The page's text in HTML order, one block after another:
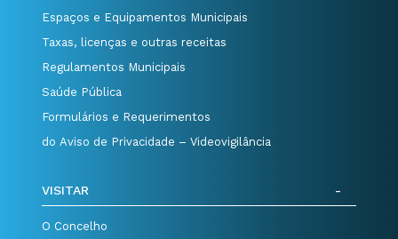
Espaços e Equipamentos Municipais
Taxas, licenças e outras receitas
Regulamentos Municipais
Saúde Pública
Formulários e Requerimentos
do Aviso de Privacidade – Videovigilância
VISITAR
O Concelho